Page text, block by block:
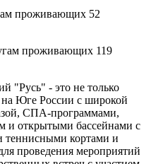
проживающих 52
проживающих 119
"Русь" - это не только
Юге России с широкой
СПА-программами,
и открытыми бассейнами с
теннисными кортами и
проведения мероприятий